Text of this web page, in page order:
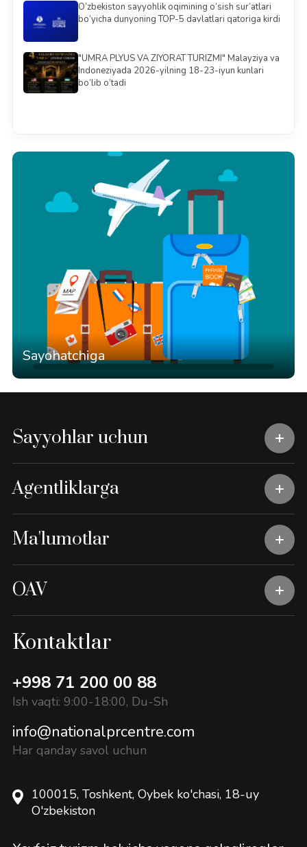
O‘zbekiston sayyohlik oqimining o‘sish sur’atlari
bo‘yicha dunyoning TOP-5 davlatlari qatoriga kirdi
"UMRA PLYUS VA ZIYORAT TURIZMI" Malayziya va
Indoneziyada 2026-yilning 18-23-iyun kunlari
bo‘lib o‘tadi
Sayohatchiga
Sayyohlar uchun
Agentliklarga
Ma'lumotlar
OAV
Kontaktlar
+998 71 200 00 88
Ish vaqti: 9:00-18:00, Du-Sh
info@nationalprcentre.com
Har qanday savol uchun
100015, Toshkent, Oybek ko'chasi, 18-uy
O'zbekiston